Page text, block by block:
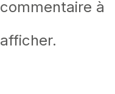
commentaire à
afficher.